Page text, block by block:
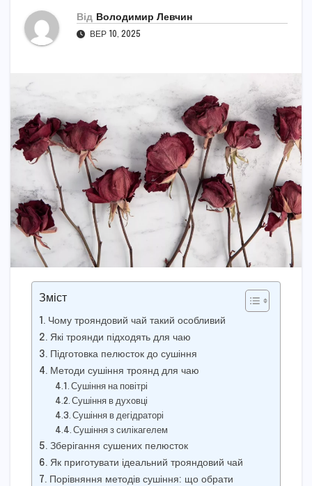
Від Володимир Левчин
ВЕР 10, 2025
Зміст
Чому трояндовий чай такий особливий
Які троянди підходять для чаю
Підготовка пелюсток до сушіння
Методи сушіння троянд для чаю
Сушіння на повітрі
Сушіння в духовці
Сушіння в дегідраторі
Сушіння з силікагелем
Зберігання сушених пелюсток
Як приготувати ідеальний трояндовий чай
Порівняння методів сушіння: що обрати